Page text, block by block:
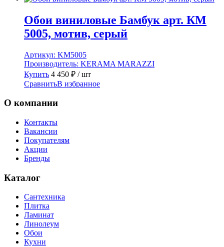
Обои виниловые Бамбук арт. КМ
5005, мотив, серый
Артикул: KM5005
Производитель: KERAMA MARAZZI
Купить 4 450 ₽ / шт
СравнитьВ избранное
О компании
Контакты
Вакансии
Покупателям
Акции
Бренды
Каталог
Сантехника
Плитка
Ламинат
Линолеум
Обои
Кухни